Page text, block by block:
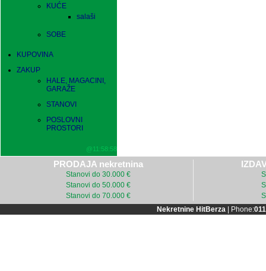
KUĆE
salaši
SOBE
KUPOVINA
ZAKUP
HALE, MAGACINI,
GARAŽE
STANOVI
POSLOVNI
PROSTORI
@11:58:58
PRODAJA nekretnina
Stanovi do 30.000 €
Stanovi do 50.000 €
Stanovi do 70.000 €
Nekretnine HitBerza| Phone: